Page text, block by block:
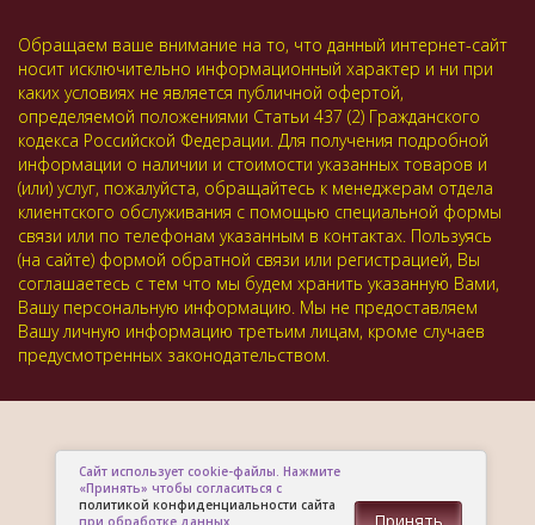
Обращаем ваше внимание на то, что данный интернет-сайт
носит исключительно информационный характер и ни при
каких условиях не является публичной офертой,
определяемой положениями Статьи 437 (2) Гражданского
кодекса Российской Федерации. Для получения подробной
информации о наличии и стоимости указанных товаров и
(или) услуг, пожалуйста, обращайтесь к менеджерам отдела
клиентского обслуживания с помощью специальной формы
связи или по телефонам указанным в контактах. Пользуясь
(на сайте) формой обратной связи или регистрацией, Вы
соглашаетесь с тем что мы будем хранить указанную Вами,
Вашу персональную информацию. Мы не предоставляем
Вашу личную информацию третьим лицам, кроме случаев
предусмотренных законодательством.
Сайт использует cookie-файлы. Нажмите
«Принять» чтобы согласиться с
политикой конфиденциальности сайта
при обработке данных.